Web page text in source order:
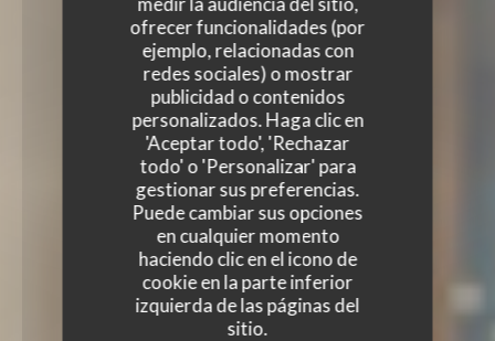
ofrecer funcionalidades (por
ejemplo, relacionadas con
redes sociales) o mostrar
publicidad o contenidos
personalizados. Haga clic en
'Aceptar todo', 'Rechazar
todo' o 'Personalizar' para
gestionar sus preferencias.
Puede cambiar sus opciones
en cualquier momento
haciendo clic en el icono de
cookie en la parte inferior
izquierda de las páginas del
sitio.